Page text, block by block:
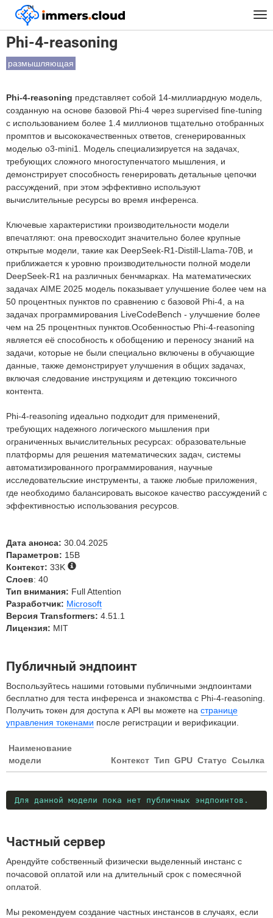
™
Главная Модели Phi-4-reasoning
Phi-4-reasoning
размышляющая
Phi-4-reasoning представляет собой 14-миллиардную модель,
созданную на основе базовой Phi-4 через supervised fine-tuning
с использованием более 1.4 миллионов тщательно отобранных
промптов и высококачественных ответов, сгенерированных
моделью o3-mini1. Модель специализируется на задачах,
требующих сложного многоступенчатого мышления, и
демонстрирует способность генерировать детальные цепочки
рассуждений, при этом эффективно используют
вычислительные ресурсы во время инференса.
Ключевые характеристики производительности модели
впечатляют: она превосходит значительно более крупные
открытые модели, такие как DeepSeek-R1-Distill-Llama-70B, и
приближается к уровню производительности полной модели
DeepSeek-R1 на различных бенчмарках. На математических
задачах AIME 2025 модель показывает улучшение более чем на
50 процентных пунктов по сравнению с базовой Phi-4, а на
задачах программирования LiveCodeBench - улучшение более
чем на 25 процентных пунктов.Особенностью Phi-4-reasoning
является её способность к обобщению и переносу знаний на
задачи, которые не были специально включены в обучающие
данные, также демонстрирует улучшения в общих задачах,
включая следование инструкциям и детекцию токсичного
контента.
Phi-4-reasoning идеально подходит для применений,
требующих надежного логического мышления при
ограниченных вычислительных ресурсах: образовательные
платформы для решения математических задач, системы
автоматизированного программирования, научные
исследовательские инструменты, а также любые приложения,
где необходимо балансировать высокое качество рассуждений с
эффективностью использования ресурсов.
Дата анонса: 30.04.2025
Параметров: 15B
Контекст: 33K
Слоев: 40
Тип внимания: Full Attention
Разработчик: Microsoft
Версия Transformers: 4.51.1
Лицензия: MIT
Публичный эндпоинт
Воспользуйтесь нашими готовыми публичными эндпоинтами
бесплатно для теста инференса и знакомства с Phi-4-reasoning.
Получить токен для доступа к API вы можете на странице
управления токенами после регистрации и верификации.
Наименование
модели
Контекст Тип GPU Статус Ссылка
Для данной модели пока нет публичных эндпоинтов.
Частный сервер
Арендуйте собственный физически выделенный инстанс с
почасовой оплатой или на длительный срок с помесячной
оплатой.
Мы рекомендуем создание частных инстансов в случаях, если